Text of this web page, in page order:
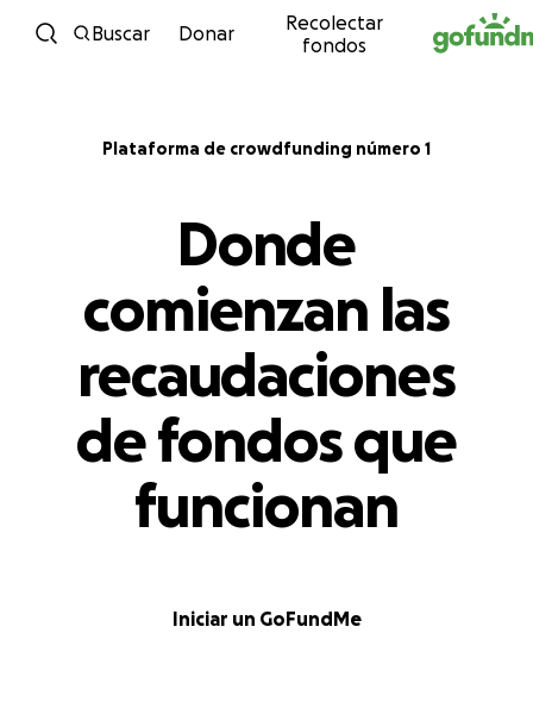
Ir directamente al contenido
Buscar Donar
Recolectar
fondos
Plataforma de crowdfunding número 1
Donde
comienzan las
recaudaciones
de fondos que
funcionan
Iniciar un GoFundMe